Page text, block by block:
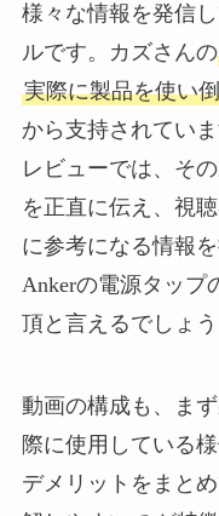
様々な情報を発信
ルです。カズさんの
実際に製品を使い
から支持されてい
レビューでは、そ
を正直に伝え、視
に参考になる情報
Ankerの電源タップ
頂と言えるでしょう
動画の構成も、ま
際に使用している
デメリットをまとめ